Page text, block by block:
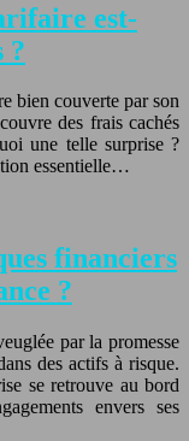
est-
?
bien couverte par son
des frais cachés
une telle surprise ?
essentielle…
financiers
?
par la promesse
des actifs à risque.
se retrouve au bord
envers ses